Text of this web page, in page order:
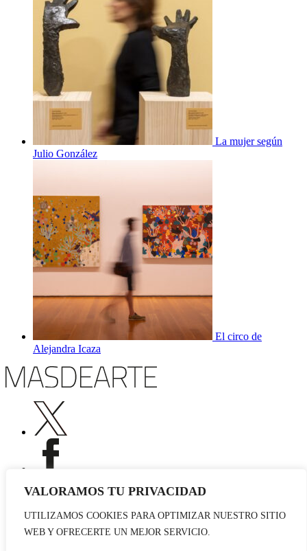
VALORAMOS TU PRIVACIDAD
UTILIZAMOS COOKIES PARA OPTIMIZAR NUESTRO SITIO
WEB Y OFRECERTE UN MEJOR SERVICIO.
La mujer según
Julio González
El circo de
Alejandra Icaza
Publicidad